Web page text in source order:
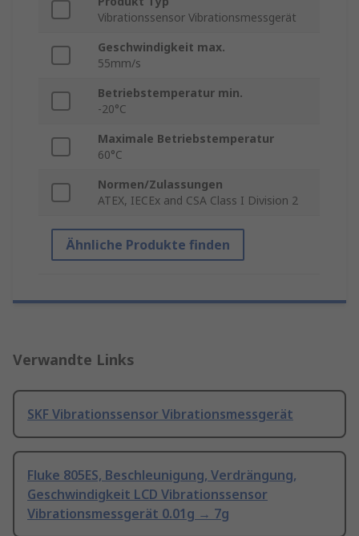
Vibrationssensor Vibrationsmessgerät
Geschwindigkeit max.
55mm/s
Betriebstemperatur min.
-20°C
Maximale Betriebstemperatur
60°C
Normen/Zulassungen
ATEX, IECEx and CSA Class I Division 2
Ähnliche Produkte finden
Verwandte Links
SKF Vibrationssensor Vibrationsmessgerät
Fluke 805ES, Beschleunigung, Verdrängung,
Geschwindigkeit LCD Vibrationssensor
Vibrationsmessgerät 0.01g → 7g